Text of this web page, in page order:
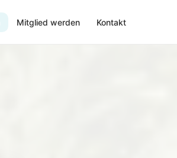
Mitglied werden Kontakt